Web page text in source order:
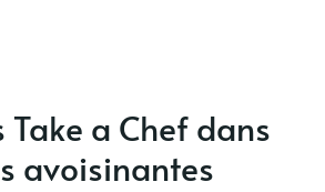
Take a Chef dans
avoisinantes